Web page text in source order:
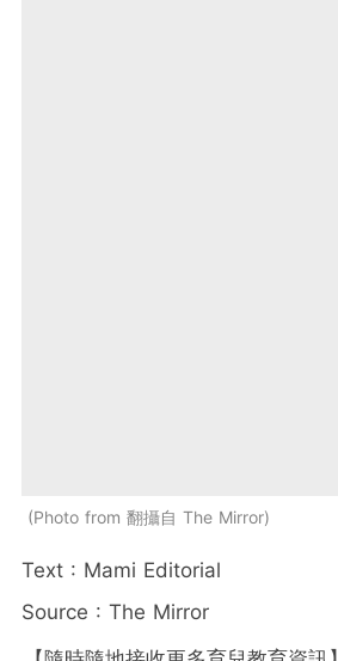
Photo from 翻攝自 The Mirror
Text : Mami Editorial
Source : The Mirror